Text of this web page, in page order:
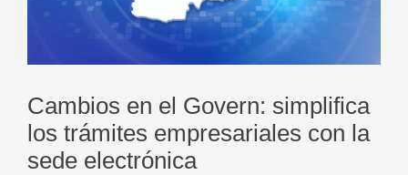
Cambios en el Govern: simplifica
los trámites empresariales con la
sede electrónica